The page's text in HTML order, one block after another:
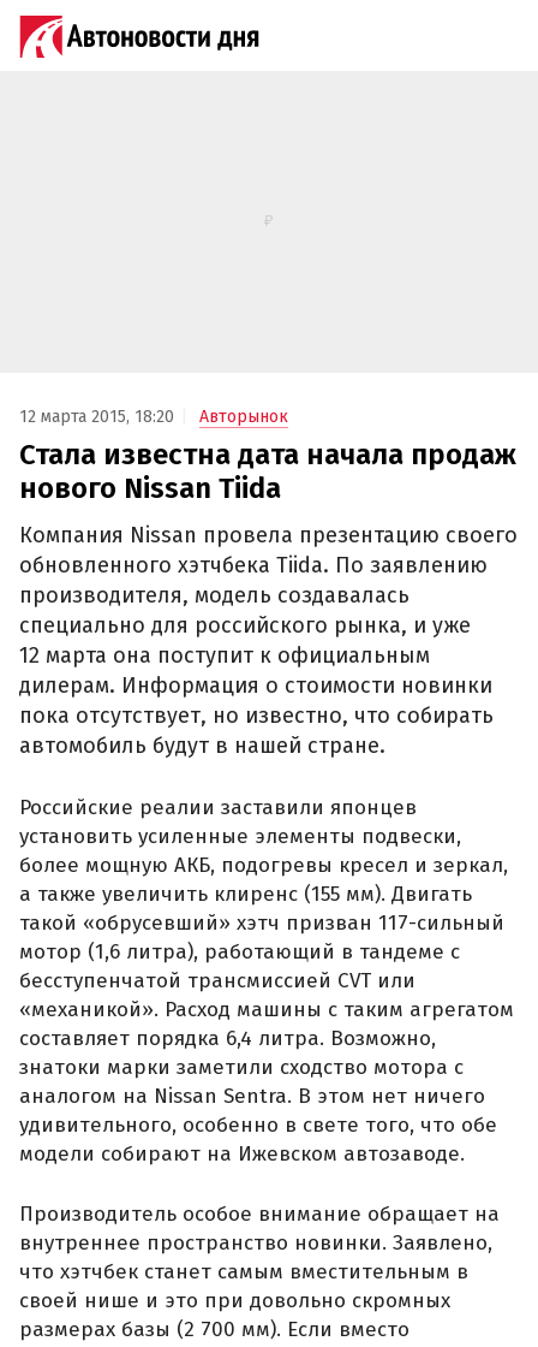
12 марта 2015, 18:20 Авторынок
Стала известна дата начала продаж
нового Nissan Tiida
Компания Nissan провела презентацию своего
обновленного хэтчбека Tiida. По заявлению
производителя, модель создавалась
специально для российского рынка, и уже
12 марта она поступит к официальным
дилерам. Информация о стоимости новинки
пока отсутствует, но известно, что собирать
автомобиль будут в нашей стране.
Российские реалии заставили японцев
установить усиленные элементы подвески,
более мощную АКБ, подогревы кресел и зеркал,
а также увеличить клиренс (155 мм). Двигать
такой «обрусевший» хэтч призван 117-сильный
мотор (1,6 литра), работающий в тандеме с
бесступенчатой трансмиссией CVT или
«механикой». Расход машины с таким агрегатом
составляет порядка 6,4 литра. Возможно,
знатоки марки заметили сходство мотора с
аналогом на Nissan Sentra. В этом нет ничего
удивительного, особенно в свете того, что обе
модели собирают на Ижевском автозаводе.
Производитель особое внимание обращает на
внутреннее пространство новинки. Заявлено,
что хэтчбек станет самым вместительным в
своей нише и это при довольно скромных
размерах базы (2 700 мм). Если вместо